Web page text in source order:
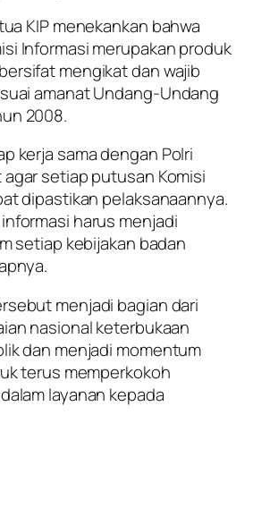
KIP menekankan bahwa
Informasi merupakan produk
mengikat dan wajib
amanat Undang-Undang
2008.
kerja sama dengan Polri
setiap putusan Komisi
dipastikan pelaksanaannya.
harus menjadi
setiap kebijakan badan
menjadi bagian dari
nasional keterbukaan
dan menjadi momentum
terus memperkokoh
layanan kepada